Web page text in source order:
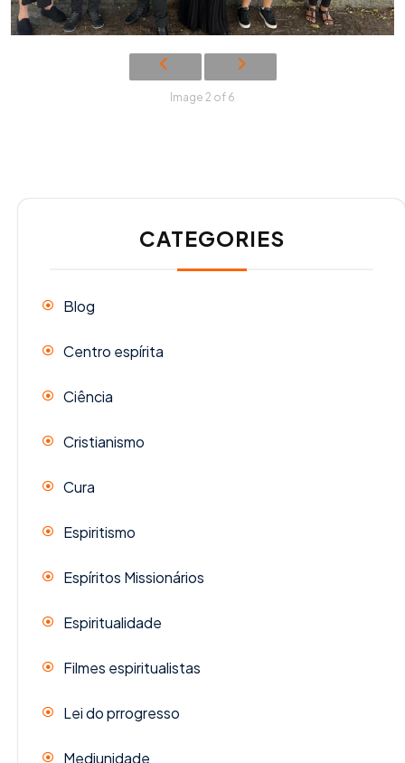
Image 2 of 6
CATEGORIES
Blog
Centro espírita
Ciência
Cristianismo
Cura
Espiritismo
Espíritos Missionários
Espiritualidade
Filmes espiritualistas
Lei do prrogresso
Mediunidade